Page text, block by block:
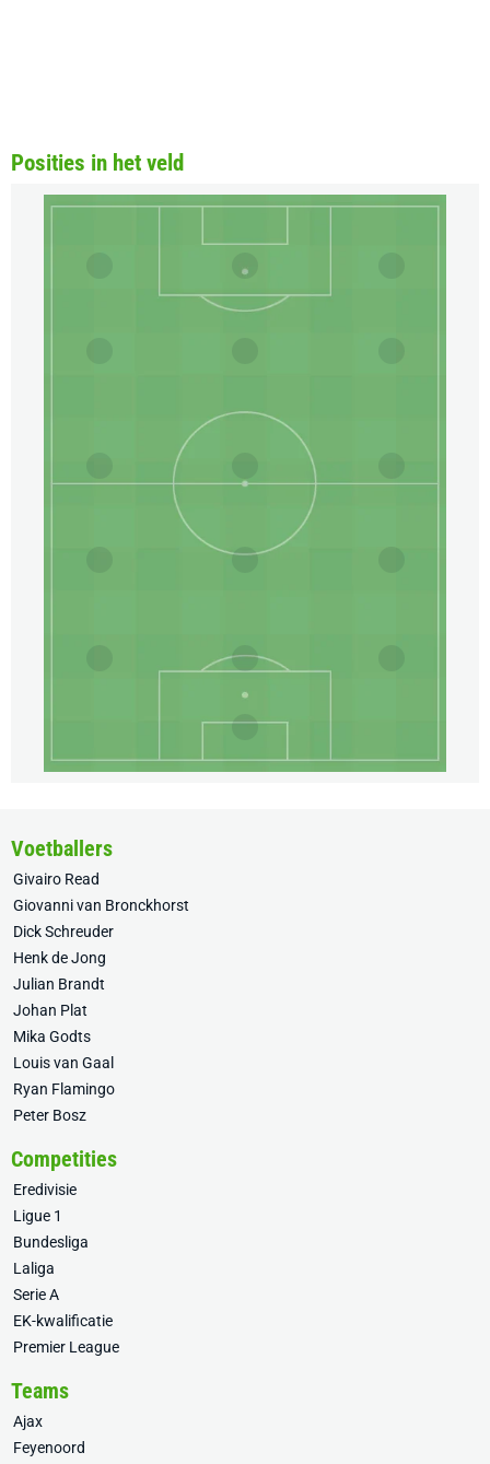
Posities in het veld
Voetballers
Givairo Read
Giovanni van Bronckhorst
Dick Schreuder
Henk de Jong
Julian Brandt
Johan Plat
Mika Godts
Louis van Gaal
Ryan Flamingo
Peter Bosz
Competities
Eredivisie
Ligue 1
Bundesliga
Laliga
Serie A
EK-kwalificatie
Premier League
Teams
Ajax
Feyenoord